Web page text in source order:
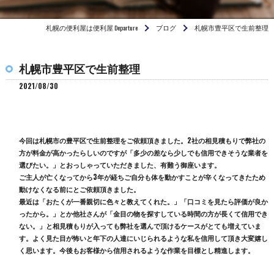
札幌の便利屋は便利屋 Departure ブログ 札幌市豊平区で生前整理
札幌市豊平区で生前整理
2021/08/30
今回は札幌市の豊平区で生前整理をご依頼頂きました。2社の相見積もりで弊社の
方が料金が高かったらしいのですが「多少の差なら少しでも信用できそうな業者を
選びたい。」とおっしゃっていただきました、有難う御座います。
ご主人が亡くなってから3年が経ちご自分も体を動かすことが辛くなってきたため
動けなくなる前にとご依頼頂きました。
最近は「おたくが一番親切に色々と教えてくれた。」「口コミを見たら評価が良か
ったから。」とか他社さんが「金目の物を探すしている時間の方が長くて信用でき
ない。」と相見積もりが入っても弊社を選んで頂けるケースがとても増えていま
す。よく見た目が怖いと年下の人達にいじられるような私を信用して頂き大変嬉し
く思います。今後もお客様から信用されるような作業を目標とし精進します。